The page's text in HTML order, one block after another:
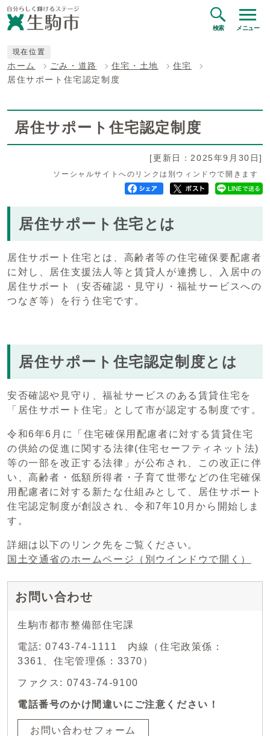
検索 メニュー
現在位置
ホーム ごみ・道路 住宅・土地
住宅
居住サポート住宅認定制度
居住サポート住宅認定制度
[更新日：2025年9月30日]
ソーシャルサイトへのリンクは別ウィンドウで開きます
居住サポート住宅とは
居住サポート住宅とは、高齢者等の住宅確保要配慮者
に対し、居住支援法人等と賃貸人が連携し、入居中の
居住サポート（安否確認・見守り・福祉サービスへの
つなぎ等）を行う住宅です。
居住サポート住宅認定制度とは
安否確認や見守り、福祉サービスのある賃貸住宅を
「居住サポート住宅」として市が認定する制度です。
令和6年6月に「住宅確保用配慮者に対する賃貸住宅
の供給の促進に関する法律(住宅セーフティネット法)
等の一部を改正する法律」が公布され、この改正に伴
い、高齢者・低額所得者・子育て世帯などの住宅確保
用配慮者に対する新たな仕組みとして、居住サポート
住宅認定制度が創設され、令和7年10月から開始しま
す。
詳細は以下のリンク先をご覧ください。
国土交通省のホームページ
（別ウインドウで開く）
お問い合わせ
生駒市都市整備部住宅課
電話: 0743-74-1111 内線（住宅政策係：
3361、住宅管理係：3370）
ファクス: 0743-74-9100
電話番号のかけ間違いにご注意ください！
お問い合わせフォーム